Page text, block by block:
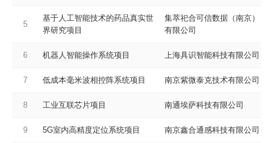
5
基于人工智能技术的药品真实世
界研究项目
集萃祀合可信数据（南京）
有限公司
6 机器人智能操作系统项目 上海具识智能科技有限公司
7 低成本毫米波相控阵系统项目 南京紫微泰克技术有限公司
8 工业互联芯片项目 南通埃萨科技有限公司
9 5G室内高精度定位系统项目 南京鑫合通感科技有限公司